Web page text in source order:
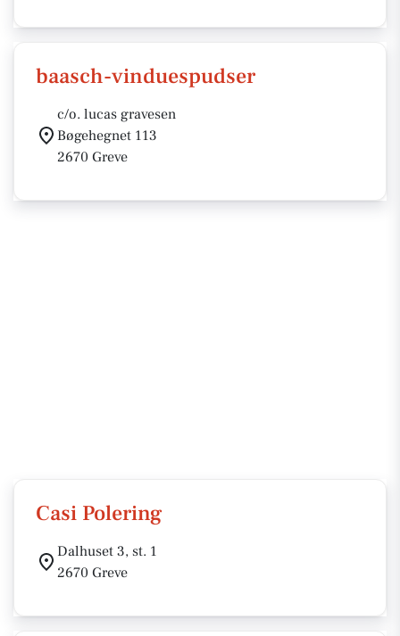
baasch-vinduespudser
c/o. lucas gravesen
Bøgehegnet 113
2670 Greve
Casi Polering
Dalhuset 3, st. 1
2670 Greve